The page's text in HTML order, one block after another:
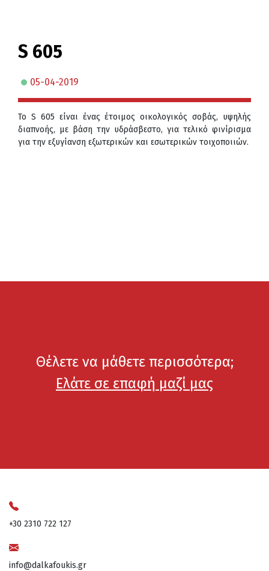
S 605
05-04-2019
Το S 605 είναι ένας έτοιμος οικολογικός σοβάς, υψηλής
διαπνοής, με βάση την υδράσβεστο, για τελικό φινίρισμα
για την εξυγίανση εξωτερικών και εσωτερικών τοιχοποιιών.
Θέλετε να μάθετε περισσότερα;
Ελάτε σε επαφή μαζί μας
+30 2310 722 127
info@dalkafoukis.gr